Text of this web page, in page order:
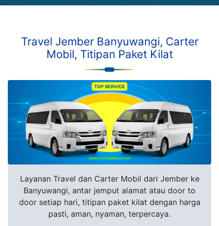
Travel Jember Banyuwangi, Carter
Mobil, Titipan Paket Kilat
Layanan Travel dan Carter Mobil dari Jember ke
Banyuwangi, antar jemput alamat atau door to
door setiap hari, titipan paket kilat dengan harga
pasti, aman, nyaman, terpercaya.